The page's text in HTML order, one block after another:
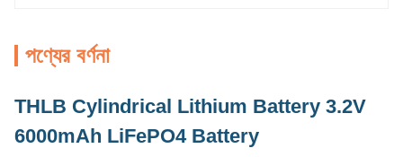
পণ্যের বর্ণনা
THLB Cylindrical Lithium Battery 3.2V
6000mAh LiFePO4 Battery